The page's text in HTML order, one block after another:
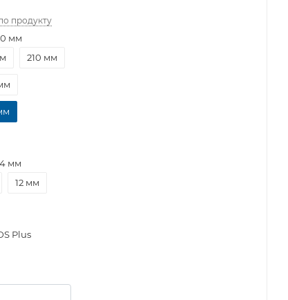
создание надежных систем соединений.
продукту
мм
210 мм
мм
12 мм
Plus